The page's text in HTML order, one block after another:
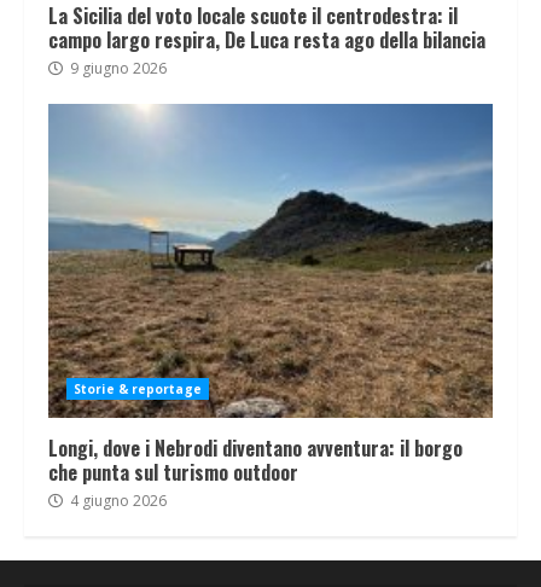
La Sicilia del voto locale scuote il centrodestra: il
campo largo respira, De Luca resta ago della bilancia
9 giugno 2026
Storie & reportage
Longi, dove i Nebrodi diventano avventura: il borgo
che punta sul turismo outdoor
4 giugno 2026